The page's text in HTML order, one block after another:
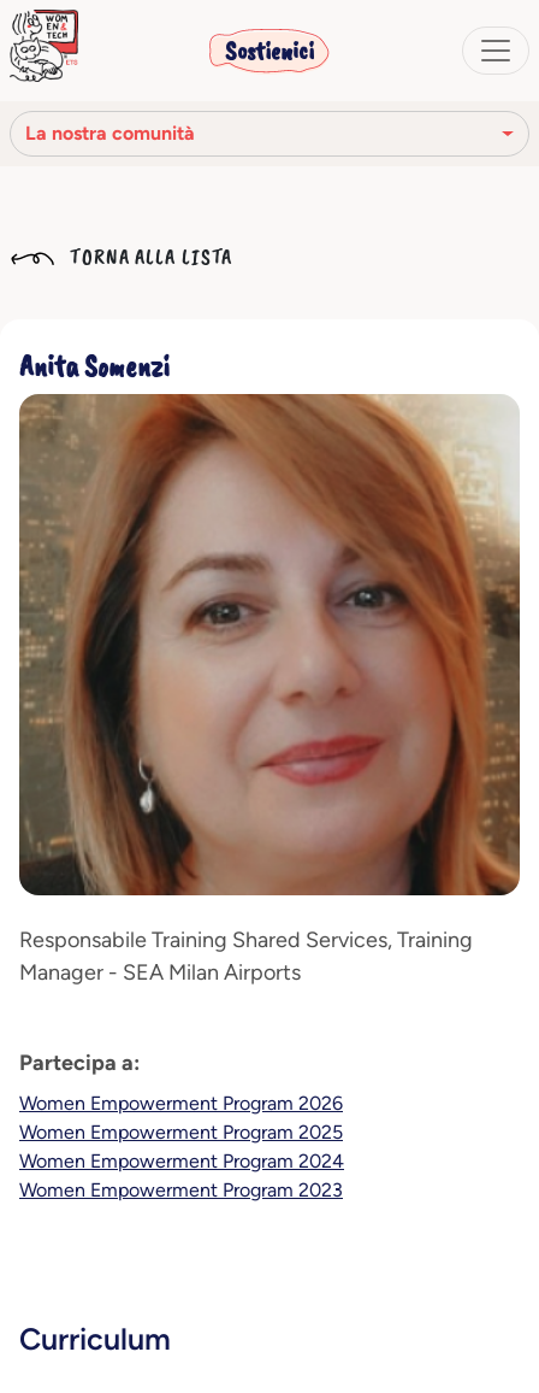
Sostienici
La nostra comunità
La nostra storia
Il nostro network
La nostra comunità
TORNA ALLA LISTA
Anita Somenzi
Responsabile Training Shared Services, Training
Manager - SEA Milan Airports
Partecipa a:
Women Empowerment Program 2026
Women Empowerment Program 2025
Women Empowerment Program 2024
Women Empowerment Program 2023
Curriculum